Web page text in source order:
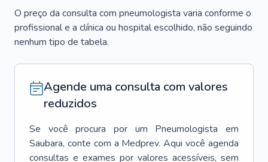
O preço da consulta com pneumologista varia conforme o
profissional e a clínica ou hospital escolhido, não seguindo
nenhum tipo de tabela.
Agende uma consulta com valores
reduzidos
Se você procura por um Pneumologista
em
Saubara, conte com a Medprev. Aqui você agenda
consultas e exames por valores acessíveis, sem